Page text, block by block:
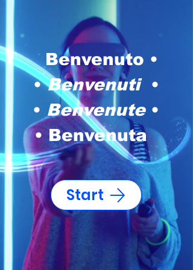
Benvenuto •
•Benvenuti •
• Benvenute •
• Benvenuta
Start